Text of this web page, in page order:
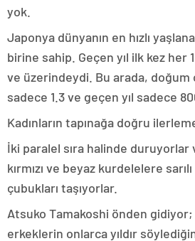
yok.
Japonya dünyanın en hızlı
birine sahip. Geçen yıl ilk kez her
ve üzerindeydi. Bu arada, doğum
sadece 1.3 ve geçen yıl sadece
Kadınların tapınağa doğru
İki paralel sıra halinde duruyorlar
kırmızı ve beyaz kurdelelere
çubukları taşıyorlar.
Atsuko Tamakoshi önden
erkeklerin onlarca yıldır